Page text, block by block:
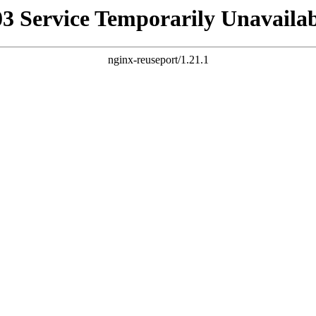
Service Temporarily
nginx-reuseport/1.21.1